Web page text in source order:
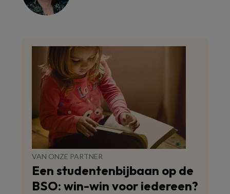
VAN ONZE PARTNER
Een studentenbijbaan op de
BSO: win-win voor iedereen?